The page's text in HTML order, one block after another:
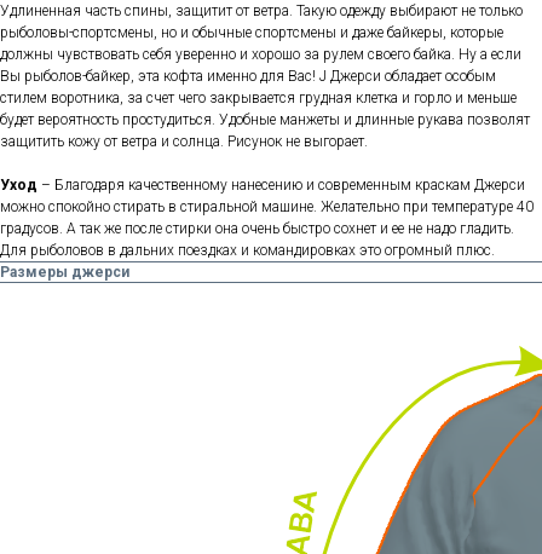
Удлиненная часть спины, защитит от ветра. Такую одежду выбирают не только
рыболовы-спортсмены, но и обычные спортсмены и даже байкеры, которые
должны чувствовать себя уверенно и хорошо за рулем своего байка. Ну а если
Вы рыболов-байкер, эта кофта именно для Вас! J Джерси обладает особым
стилем воротника, за счет чего закрывается грудная клетка и горло и меньше
будет вероятность простудиться. Удобные манжеты и длинные рукава позволят
защитить кожу от ветра и солнца. Рисунок не выгорает.
Уход – Благодаря качественному нанесению и современным краскам Джерси
можно спокойно стирать в стиральной машине. Желательно при температуре 40
градусов. А так же после стирки она очень быстро сохнет и ее не надо гладить.
Для рыболовов в дальних поездках и командировках это огромный плюс.
Размеры джерси